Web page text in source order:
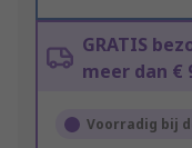
GRATIS
meer dan €
Voorradig bij